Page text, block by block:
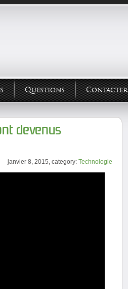
Questions Contacter
devenus
janvier 8, 2015, category: Technologie